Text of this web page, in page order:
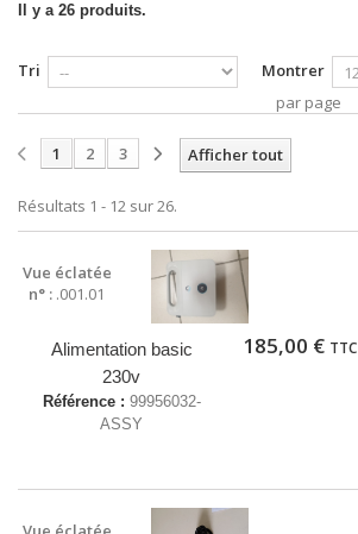
Il y a 26 produits.
Tri
Montrer
par page
Afficher tout
1 2 3
Résultats 1 - 12 sur 26.
Vue éclatée
n° : .001.01
Alimentation basic
230v
Référence : 99956032-
ASSY
185,00 € TTC